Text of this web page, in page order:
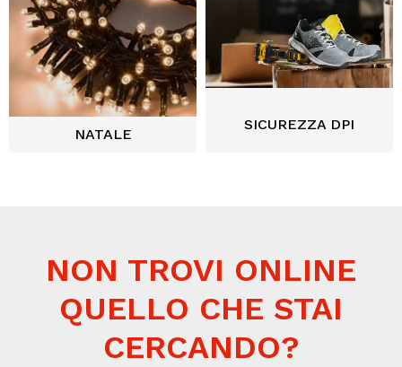
NATALE
SICUREZZA DPI
NON TROVI ONLINE
QUELLO CHE STAI
CERCANDO?